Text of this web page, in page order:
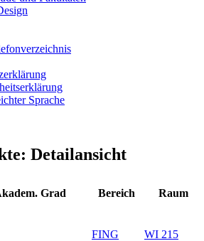
Sprache
Detailansicht
Grad Bereich Raum
FING WI 215